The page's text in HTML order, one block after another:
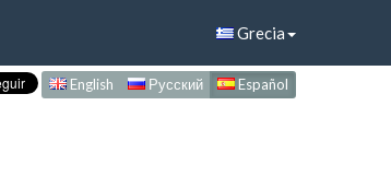
Grecia
English Русский Español